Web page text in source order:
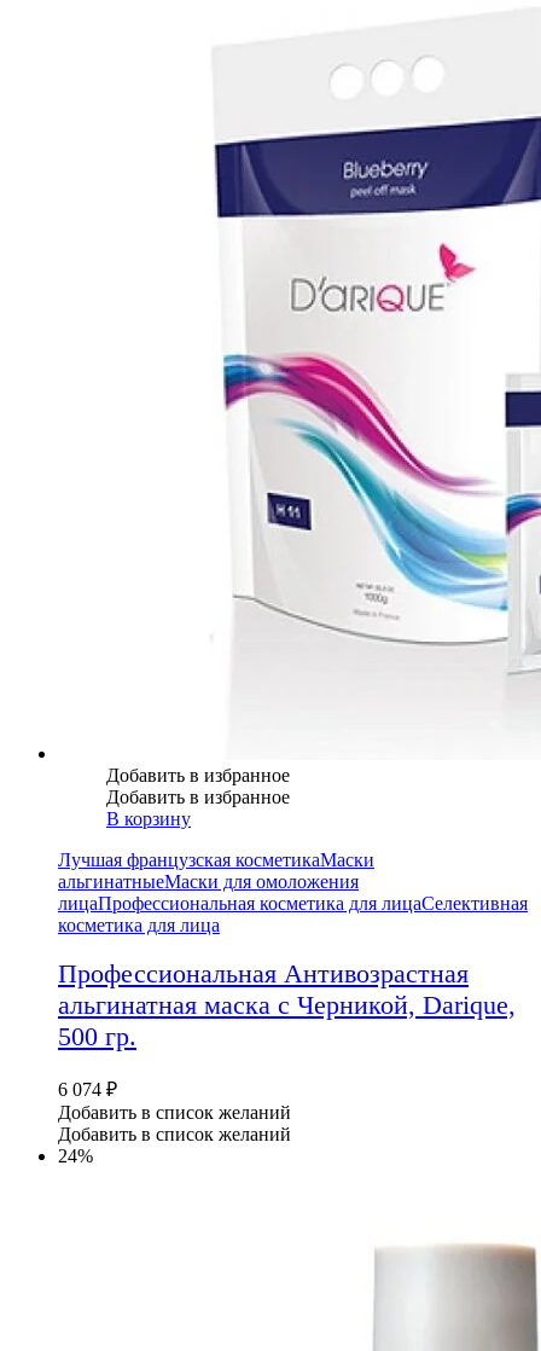
Добавить в избранное
Добавить в избранное
В корзину
Лучшая французская косметикаМаски
альгинатныеМаски для омоложения
лицаПрофессиональная косметика для лицаСелективная
косметика для лица
Профессиональная Антивозрастная
альгинатная маска с Черникой, Darique,
500 гр.
6 074 ₽
Добавить в список желаний
Добавить в список желаний
24%